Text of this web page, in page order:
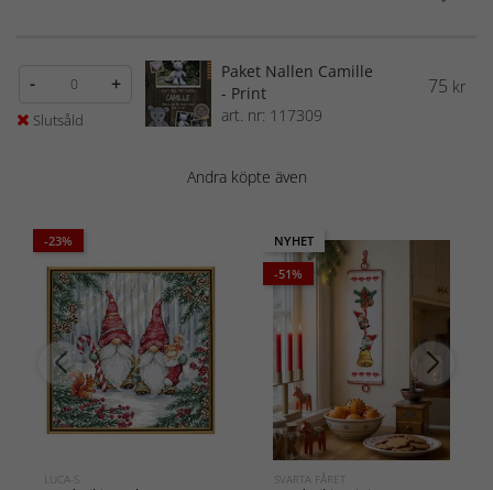
- +
Slutsåld
Paket Nallen Camille
- Print
art. nr: 117309
75 kr
Andra köpte även
-23%
LUCA-S
NYHET
-51%
SVARTA FÅRET